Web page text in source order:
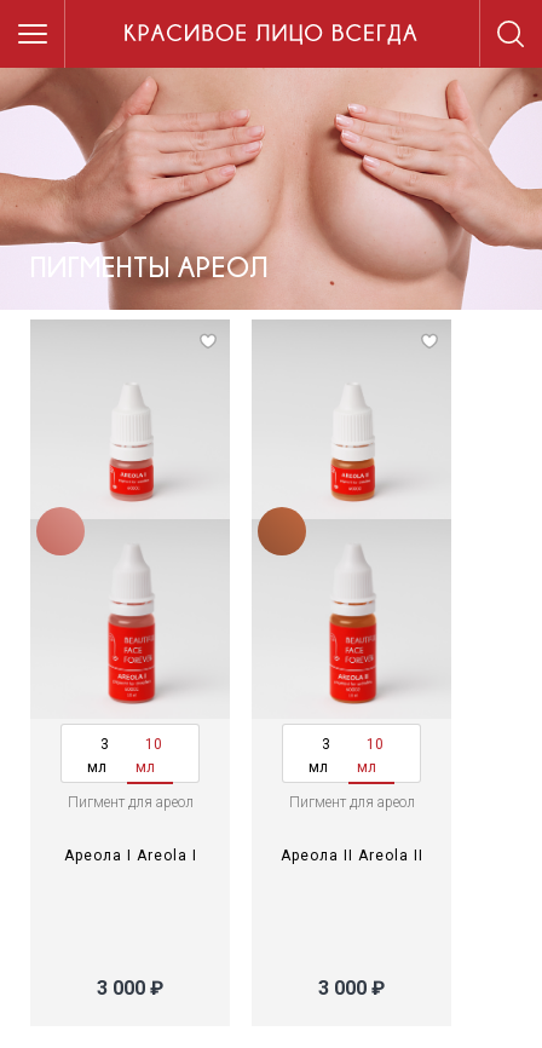
ПИГМЕНТЫ АРЕОЛ
3
мл
10
мл
Пигмент для ареол
Ареола I Areola I
3 000 ₽
3
мл
10
мл
Пигмент для ареол
Ареола II Areola II
3 000 ₽